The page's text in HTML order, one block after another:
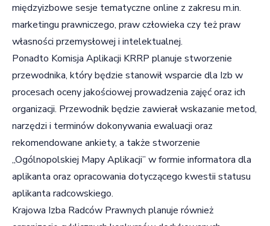
międzyizbowe sesje tematyczne online z zakresu m.in.
marketingu prawniczego, praw człowieka czy też praw
własności przemysłowej i intelektualnej.
Ponadto Komisja Aplikacji KRRP planuje stworzenie
przewodnika, który będzie stanowił wsparcie dla Izb w
procesach oceny jakościowej prowadzenia zajęć oraz ich
organizacji. Przewodnik będzie zawierał wskazanie metod,
narzędzi i terminów dokonywania ewaluacji oraz
rekomendowane ankiety, a także stworzenie
„Ogólnopolskiej Mapy Aplikacji” w formie informatora dla
aplikanta oraz opracowania dotyczącego kwestii statusu
aplikanta radcowskiego.
Krajowa Izba Radców Prawnych planuje również